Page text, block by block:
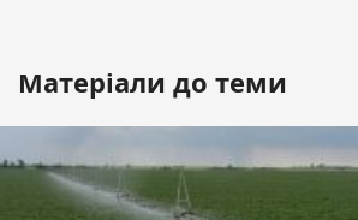
Матеріали до теми